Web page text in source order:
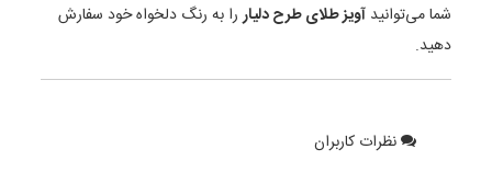
شما می‌توانیدآویز طلای طرح دلیاررا به رنگ دلخواه خود سفارش
دهید.
نظرات کاربران